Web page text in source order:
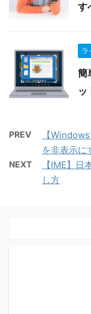
す
ラ
簡
ッ
PREV
【
を非表示に
NEXT
【IME】
し方